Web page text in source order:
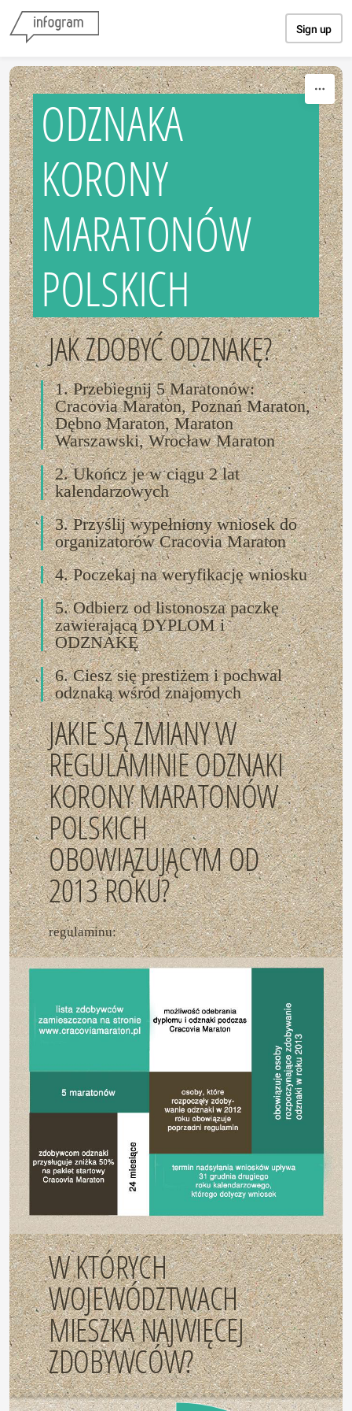
Sign up
ODZNAKA
KORONY
MARATONÓW
POLSKICH
JAK ZDOBYĆ ODZNAKĘ?
1. Przebiegnij 5 Maratonów:
Cracovia Maraton, Poznań Maraton,
Dębno Maraton, Maraton
Warszawski, Wrocław Maraton
2. Ukończ je w ciągu 2 lat
kalendarzowych
3. Przyślij wypełniony wniosek do
organizatorów Cracovia Maraton
4. Poczekaj na weryfikację wniosku
5. Odbierz od listonosza paczkę
zawierającą DYPLOM i
ODZNAKĘ
6. Ciesz się prestiżem i pochwal
odznaką wśród znajomych
JAKIE SĄ ZMIANY W
REGULAMINIE ODZNAKI
KORONY MARATONÓW
POLSKICH
OBOWIĄZUJĄCYM OD
2013 ROKU?
regulaminu:
W KTÓRYCH
WOJEWÓDZTWACH
MIESZKA NAJWIĘCEJ
ZDOBYWCÓW?